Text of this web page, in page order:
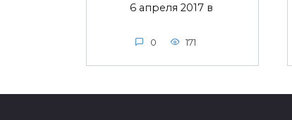
6 апреля 2017 в
0 171